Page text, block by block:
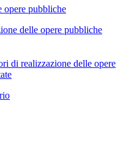
opere pubbliche
delle opere pubbliche
di realizzazione delle opere